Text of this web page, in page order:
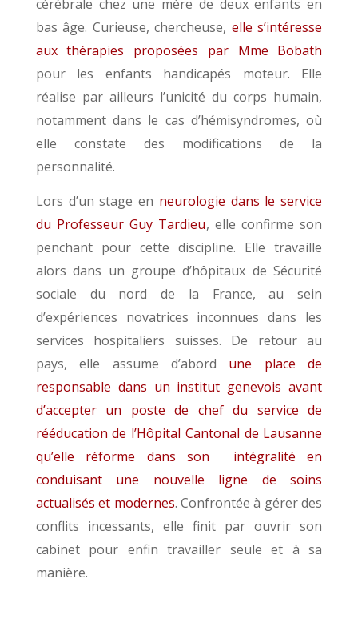
cérébrale chez une mère de deux enfants en
bas âge. Curieuse, chercheuse, elle s’intéresse
aux thérapies proposées par Mme Bobath
pour les enfants handicapés moteur. Elle
réalise par ailleurs l’unicité du corps humain,
notamment dans le cas d’hémisyndromes, où
elle constate des modifications de la
personnalité.
Lors d’un stage en neurologie dans le service
du Professeur Guy Tardieu, elle confirme son
penchant pour cette discipline. Elle travaille
alors dans un groupe d’hôpitaux de Sécurité
sociale du nord de la France, au sein
d’expériences novatrices inconnues dans les
services hospitaliers suisses. De retour au
pays, elle assume d’abord une place de
responsable dans un institut genevois avant
d’accepter un poste de chef du service de
rééducation de l’Hôpital Cantonal de Lausanne
qu’elle réforme dans son intégralité en
conduisant une nouvelle ligne de soins
actualisés et modernes. Confrontée à gérer des
conflits incessants, elle finit par ouvrir son
cabinet pour enfin travailler seule et à sa
manière.